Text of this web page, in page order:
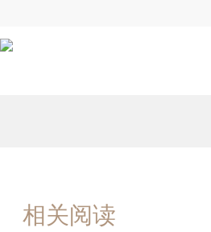
相关阅读